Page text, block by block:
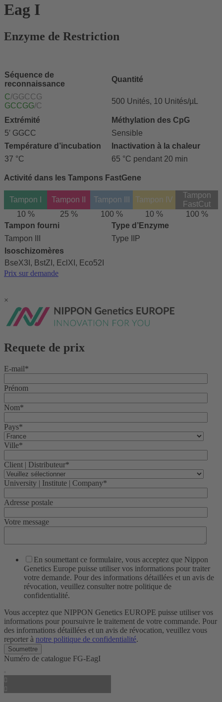
Eag I
Enzyme de Restriction
Séquence de
reconnaissance
Quantité
C/GGCCG
GCCGG/C
500 Unités, 10 Unités/µL
Extrémité
Méthylation des CpG
5′ GGCC
Sensible
Température d’incubation
Inactivation à la chaleur
37 °C
65 °C pendant 20 min
Activité dans les Tampons FastGene
Tampon I Tampon II Tampon III Tampon IV
Tampon
FastCut
10 %
25 % 100 % 10 %
100 %
Tampon fourni
Type d’Enzyme
Tampon III
Type IIP
Isoschizomères
BseX3I, BstZI, EclXI, Eco52I
Prix sur demande
×
Requete de prix
E-mail*
Prénom
Nom*
Pays*
Ville*
Client | Distributeur*
University | Institute | Company*
Adresse postale
Votre message
En soumettant ce formulaire, vous acceptez que Nippon
Genetics Europe puisse utiliser vos informations pour traiter
votre demande. Pour des informations détaillées et un avis de
révocation, veuillez consulter notre politique de
confidentialité.
Vous acceptez que NIPPON Genetics EUROPE puisse utiliser vos
informations pour poursuivre le traitement de votre commande. Pour
des informations détaillées et un avis de révocation, veuillez vous
reporter à notre politique de confidentialité.
Numéro de catalogue FG-EagI